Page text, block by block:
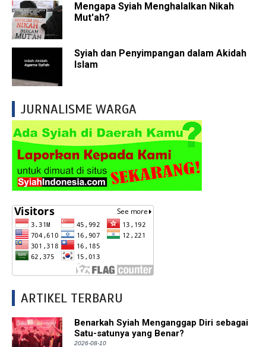
Mengapa Syiah Menghalalkan Nikah
Mut'ah?
Syiah dan Penyimpangan dalam Akidah
Islam
JURNALISME WARGA
ARTIKEL TERBARU
Benarkah Syiah Menganggap Diri sebagai
Satu-satunya yang Benar?
2026-08-10